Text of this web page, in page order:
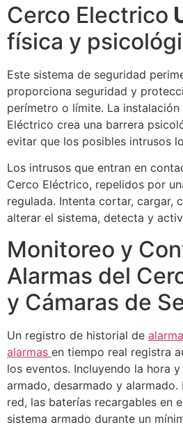
Cerco Electrico
física y
Este sistema de seguridad
proporciona seguridad y
perímetro o límite. La
Eléctrico crea una barrera
evitar que los posibles intrusos
Los intrusos que entran en
Cerco Eléctrico, repelidos por
regulada. Intenta cortar, cargar,
alterar el sistema, detecta y
Monitoreo y
Alarmas del
y Cámaras de
Un registro de historial de
alarmas en tiempo real registra
los eventos. Incluyendo la hora
armado, desarmado y
red, las baterías recargables en
sistema armado durante un